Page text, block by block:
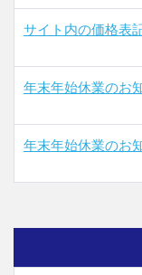
サイト内の価格表
年末年始休業のお
年末年始休業のお